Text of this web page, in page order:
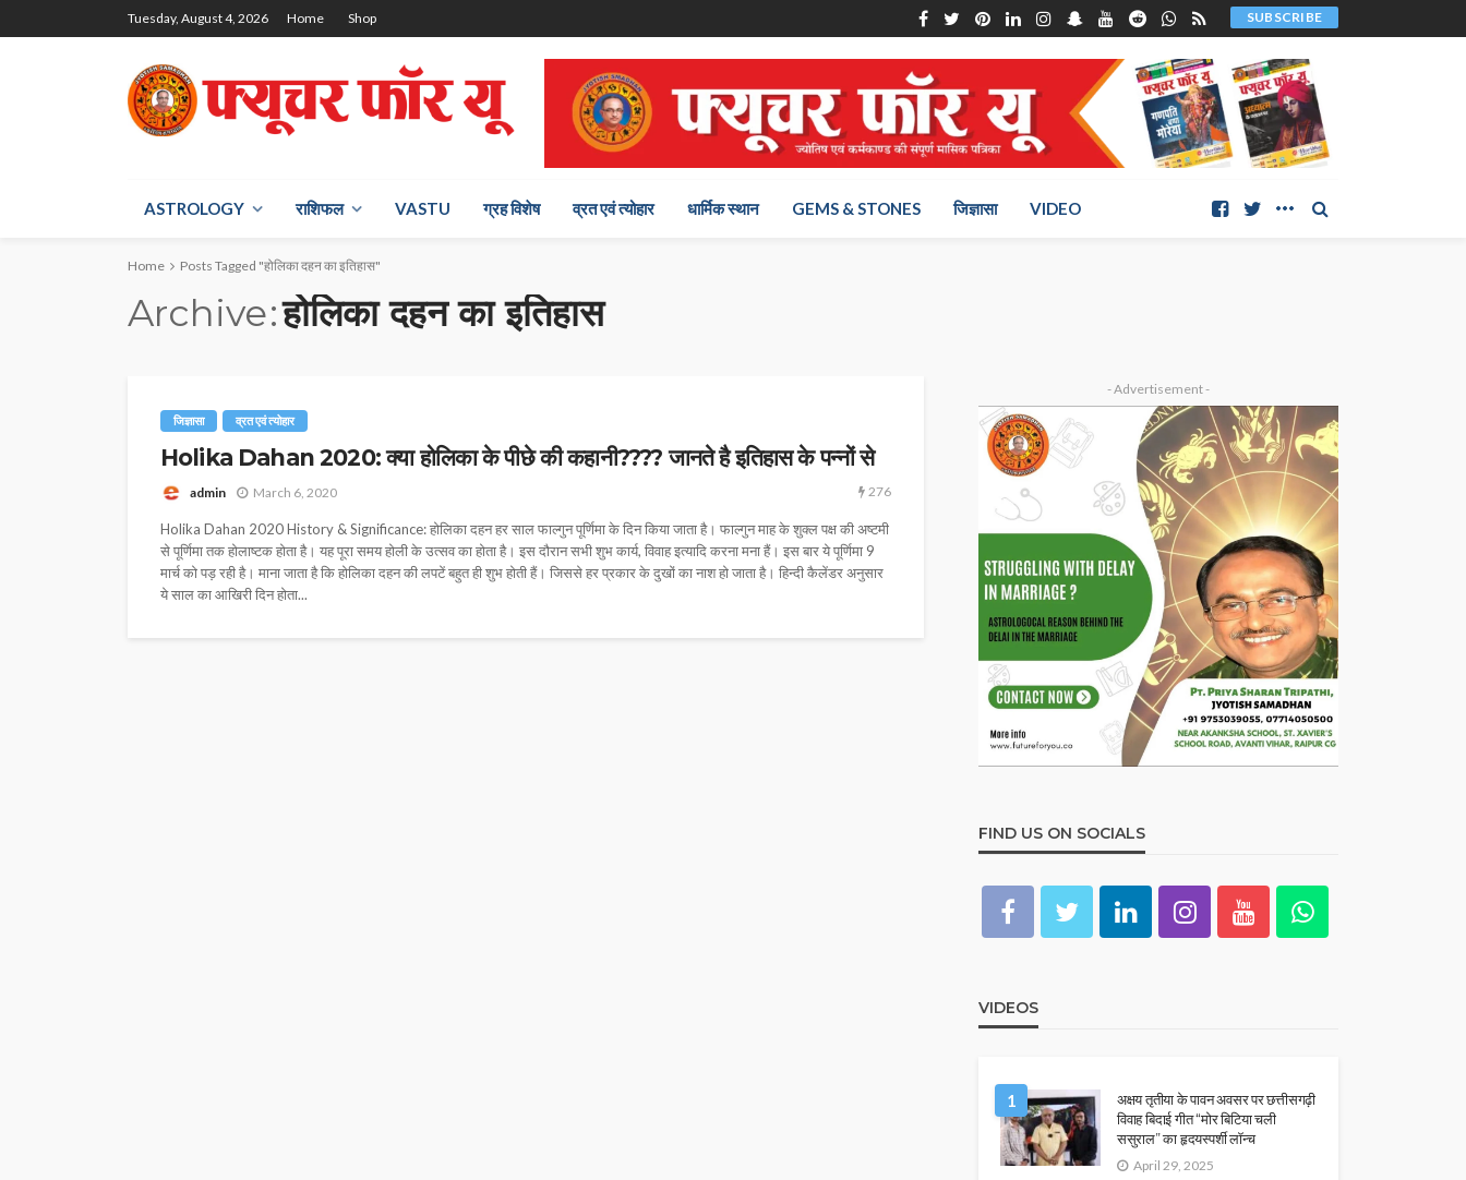
Tuesday, August 4, 2026 Home Shop SUBSCRIBE
ASTROLOGY राश‍िफल VASTU ग्रह विशेष व्रत एवं त्योहार धार्मिक स्थान GEMS & STONES जिज्ञासा VIDEO
Home Posts Tagged "होलिका दहन का इतिहास"
Archive होलिका दहन का इतिहास
जिज्ञासा व्रत एवं त्योहार
Holika Dahan 2020: क्या होलिका के पीछे की कहानी???? जानते है इतिहास के पन्नों से
admin March 6, 2020 276
Holika Dahan 2020 History & Significance: होलिका दहन हर साल फाल्गुन पूर्णिमा के दिन किया जाता है। फाल्गुन माह के शुक्ल पक्ष की अष्टमी
से पूर्णिमा तक होलाष्टक होता है। यह पूरा समय होली के उत्सव का होता है। इस दौरान सभी शुभ कार्य, विवाह इत्यादि करना मना हैं। इस बार ये पूर्णिमा 9
मार्च को पड़ रही है। माना जाता है कि होलिका दहन की लपटें बहुत ही शुभ होती हैं। जिससे हर प्रकार के दुखों का नाश हो जाता है। हिन्दी कैलेंडर अनुसार
ये साल का आखिरी दिन होता...
- Advertisement -
FIND US ON SOCIALS
VIDEOS
1
अक्षय तृतीया के पावन अवसर पर छत्तीसगढ़ी
विवाह बिदाई गीत “मोर बिटिया चली
ससुराल” का हृदयस्पर्शी लॉन्च
April 29, 2025